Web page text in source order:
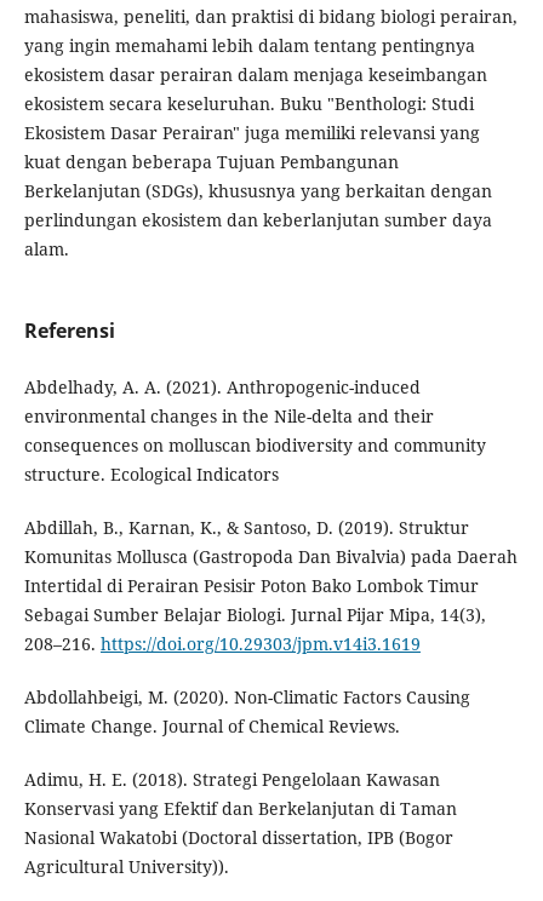
mahasiswa, peneliti, dan praktisi di bidang biologi perairan,
yang ingin memahami lebih dalam tentang pentingnya
ekosistem dasar perairan dalam menjaga keseimbangan
ekosistem secara keseluruhan. Buku "Benthologi: Studi
Ekosistem Dasar Perairan" juga memiliki relevansi yang
kuat dengan beberapa Tujuan Pembangunan
Berkelanjutan (SDGs), khususnya yang berkaitan dengan
perlindungan ekosistem dan keberlanjutan sumber daya
alam.
Referensi
Abdelhady, A. A. (2021). Anthropogenic-induced
environmental changes in the Nile-delta and their
consequences on molluscan biodiversity and community
structure. Ecological Indicators
Abdillah, B., Karnan, K., & Santoso, D. (2019). Struktur
Komunitas Mollusca (Gastropoda Dan Bivalvia) pada Daerah
Intertidal di Perairan Pesisir Poton Bako Lombok Timur
Sebagai Sumber Belajar Biologi. Jurnal Pijar Mipa, 14(3),
208–216. https://doi.org/10.29303/jpm.v14i3.1619
Abdollahbeigi, M. (2020). Non-Climatic Factors Causing
Climate Change. Journal of Chemical Reviews.
Adimu, H. E. (2018). Strategi Pengelolaan Kawasan
Konservasi yang Efektif dan Berkelanjutan di Taman
Nasional Wakatobi (Doctoral dissertation, IPB (Bogor
Agricultural University)).